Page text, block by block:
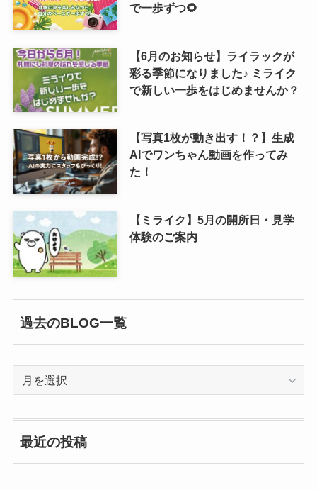
で一歩ずつ🌻
【6月のお知らせ】ライラックが
彩る季節になりました♪ ミライク
で新しい一歩をはじめませんか？
【写真1枚が動き出す！？】生成
AIでワンちゃん動画を作ってみ
た！
【ミライク】5月の開所日・見学
体験のご案内
過去のBLOG一覧
一
覧
最近の投稿